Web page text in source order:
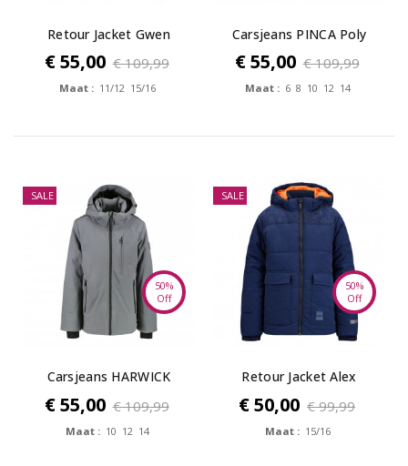
Retour Jacket Gwen
€ 55,00 € 109,99
Maat : 11/12 15/16
Carsjeans PINCA Poly
Black
€ 55,00 € 109,99
Maat : 6 8 10 12 14
SALE
50%
Off
Carsjeans HARWICK
Polyester Mid...
€ 55,00 € 109,99
Maat : 10 12 14
SALE
50%
Off
Retour Jacket Alex
€ 50,00 € 99,99
Maat : 15/16